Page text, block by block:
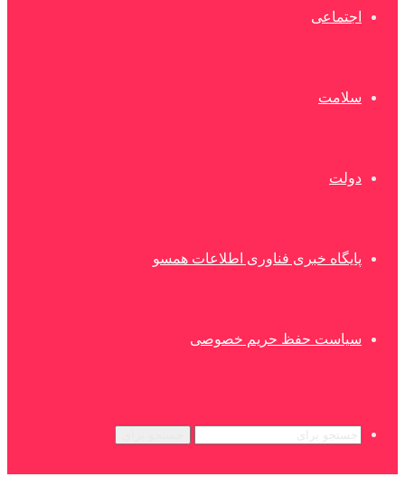
اجتماعی
سلامت
دولت
پایگاه خبری فناوری اطلاعات همسو
سیاست حفظ حریم خصوصی